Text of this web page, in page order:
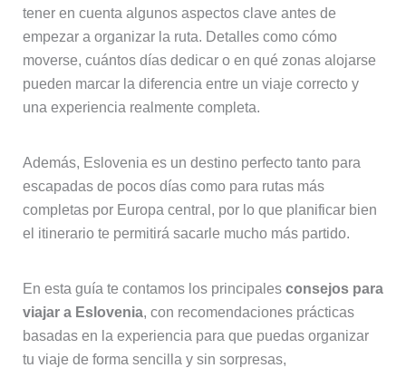
tener en cuenta algunos aspectos clave antes de
empezar a organizar la ruta. Detalles como cómo
moverse, cuántos días dedicar o en qué zonas alojarse
pueden marcar la diferencia entre un viaje correcto y
una experiencia realmente completa.
Además, Eslovenia es un destino perfecto tanto para
escapadas de pocos días como para rutas más
completas por Europa central, por lo que planificar bien
el itinerario te permitirá sacarle mucho más partido.
En esta guía te contamos los principales consejos para
viajar a Eslovenia, con recomendaciones prácticas
basadas en la experiencia para que puedas organizar
tu viaje de forma sencilla y sin sorpresas,